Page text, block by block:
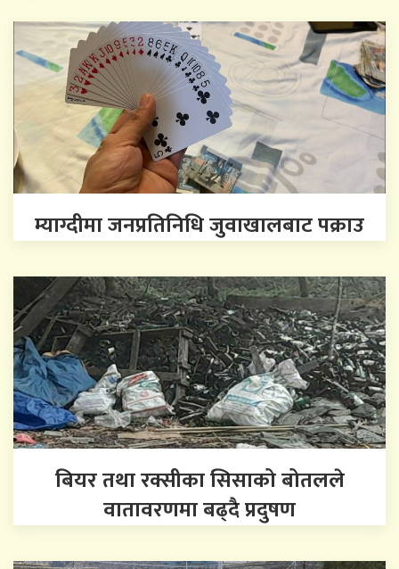
म्याग्दीमा जनप्रतिनिधि जुवाखालबाट पक्राउ
बियर तथा रक्सीका सिसाको बोतलले
वातावरणमा बढ्दै प्रदुषण